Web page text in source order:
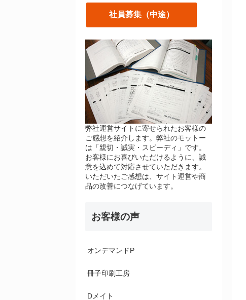
社員募集（中途）
弊社運営サイトに寄せられたお客様の
ご感想を紹介します。弊社のモットー
は「親切・誠実・スピーディ」です。
お客様にお喜びいただけるように、誠
意を込めて対応させていただきます。
いただいたご感想は、サイト運営や商
品の改善につなげています。
お客様の声
オンデマンドP
冊子印刷工房
Dメイト